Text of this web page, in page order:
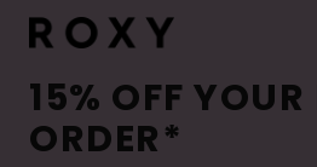
15% OFF YOUR
ORDER*